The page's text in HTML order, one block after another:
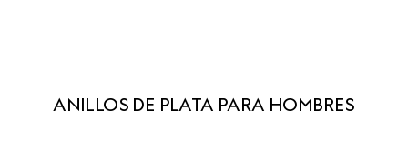
ANILLOS DE PLATA PARA HOMBRES